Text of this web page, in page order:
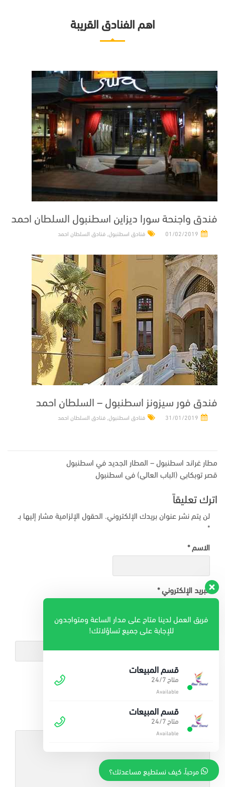
اهم الفنادق القريبة
فندق واجنحة سورا ديزاين اسطنبول السلطان احمد
01/02/2019 فنادق اسطنبول, فنادق السلطان احمد
فندق فور سيزونز اسطنبول – السلطان احمد
31/01/2019 فنادق اسطنبول, فنادق السلطان احمد
تصفّح
المقالات
مطار غراند اسطنبول – المطار الجديد في اسطنبول
قصر توبكابي (الباب العالي) في اسطنبول
اترك تعليقاً
لن يتم نشر عنوان بريدك الإلكتروني. الحقول الإلزامية مشار إليها بـ
*
الاسم*
البريد الإلكتروني*
الموقع الإلكتروني
التعليق
فريق العمل لدينا متاح على مدار الساعة ومتواجدون
للإجابة على جميع تساؤلاتك!
قسم المبيعات
متاح 24/7
Available
قسم المبيعات
متاح 24/7
Available
مرحباً، كيف نستطيع مساعدتك؟